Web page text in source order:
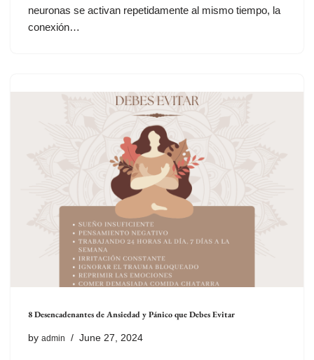
neuronas se activan repetidamente al mismo tiempo, la
conexión…
8 Desencadenantes de Ansiedad y Pánico que Debes Evitar
by admin June 27, 2024